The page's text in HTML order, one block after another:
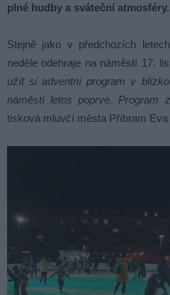
plné hudby a sváteční atmosféry.
Stejně jako v předchozích
neděle odehraje na náměstí 17.
užít si adventní program v
náměstí letos poprvé. Program
tisková mluvčí města Příbram Eva